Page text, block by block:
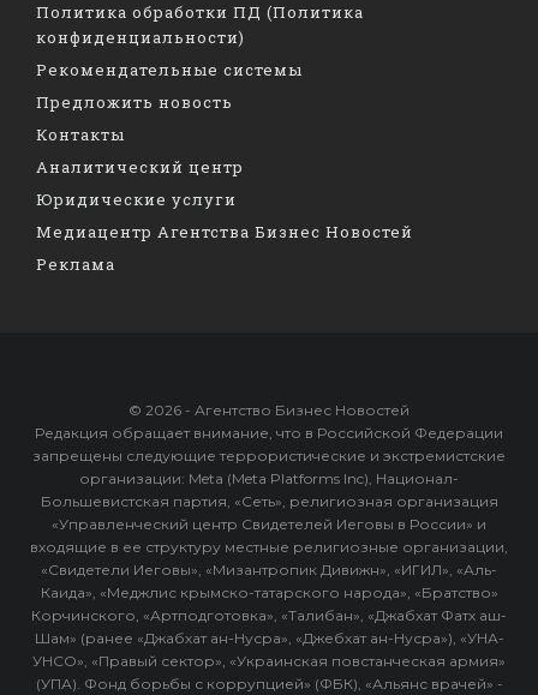
Политика обработки ПД (Политика
конфиденциальности)
Рекомендательные системы
Предложить новость
Контакты
Аналитический центр
Юридические услуги
Медиацентр Агентства Бизнес Новостей
Реклама
© 2026 - Агентство Бизнес Новостей
Редакция обращает внимание, что в Российской Федерации
запрещены следующие террористические и экстремистские
организации: Meta (Meta Platforms Inc), Национал-
Большевистская партия, «Сеть», религиозная организация
«Управленческий центр Свидетелей Иеговы в России» и
входящие в ее структуру местные религиозные организации,
«Свидетели Иеговы», «Мизантропик Дивижн», «ИГИЛ», «Аль-
Каида», «Меджлис крымско-татарского народа», «Братство»
Корчинского, «Артподготовка», «Талибан», «Джабхат Фатх аш-
Шам» (ранее «Джабхат ан-Нусра», «Джебхат ан-Нусра»), «УНА-
УНСО», «Правый сектор», «Украинская повстанческая армия»
(УПА). Фонд борьбы с коррупцией» (ФБК), «Альянс врачей» -